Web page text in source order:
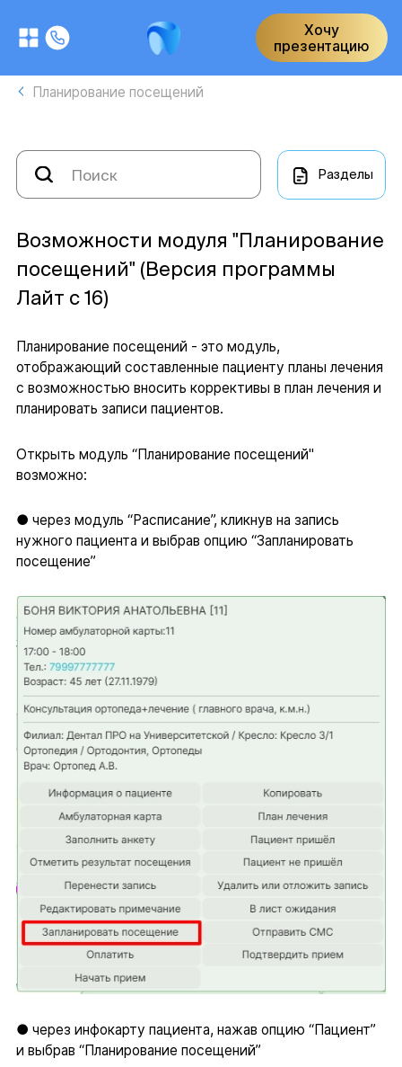
Хочу
презентацию
Планирование посещений
Разделы
Возможности модуля "Планирование
посещений" (Версия программы
Лайт с 16)
Планирование посещений - это модуль,
отображающий составленные пациенту планы лечения
с возможностью вносить коррективы в план лечения и
планировать записи пациентов.
Открыть модуль “Планирование посещений"
возможно:
● через модуль “Расписание”, кликнув на запись
нужного пациента и выбрав опцию “Запланировать
посещение”
● через инфокарту пациента, нажав опцию “Пациент”
и выбрав “Планирование посещений”